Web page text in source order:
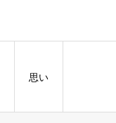
思い